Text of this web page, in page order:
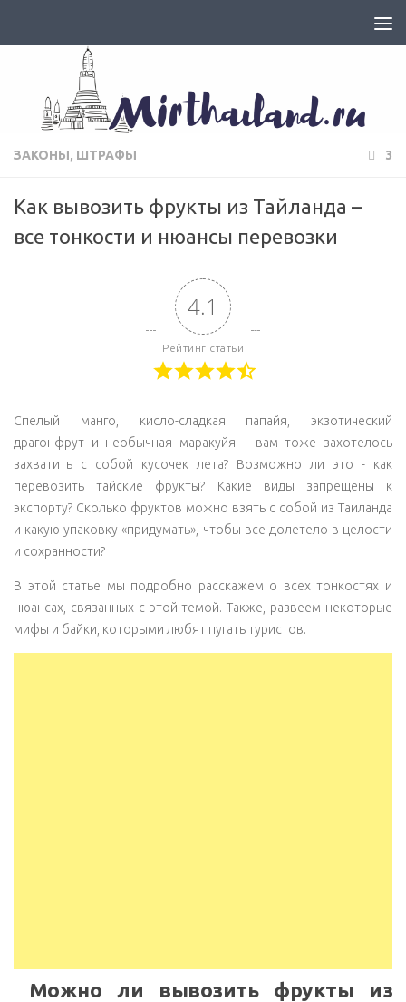
ЗАКОНЫ, ШТРАФЫ 3
Как вывозить фрукты из Тайланда –
все тонкости и нюансы перевозки
4.1
Рейтинг статьи
Спелый манго, кисло-сладкая папайя, экзотический
драгонфрут и необычная маракуйя – вам тоже захотелось
захватить с собой кусочек лета? Возможно ли это - как
перевозить тайские фрукты? Какие виды запрещены к
экспорту? Сколько фруктов можно взять с собой из Таиланда
и какую упаковку «придумать», чтобы все долетело в целости
и сохранности?
В этой статье мы подробно расскажем о всех тонкостях и
нюансах, связанных с этой темой. Также, развеем некоторые
мифы и байки, которыми любят пугать туристов.
Можно ли вывозить фрукты из